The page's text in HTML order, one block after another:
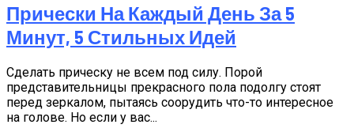
Прически На Каждый День За 5
Минут, 5 Стильных Идей
Сделать прическу не всем под силу. Порой
представительницы прекрасного пола подолгу стоят
перед зеркалом, пытаясь соорудить что-то интересное
на голове. Но если у вас...